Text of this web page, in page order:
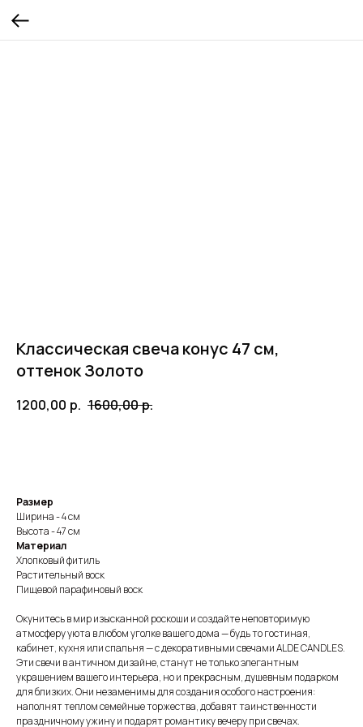
Классическая свеча конус 47 см,
оттенок Золото
1200,00 р. 1600,00р.
Размер
Ширина - 4 см
Высота - 47 см
Материал
Хлопковый фитиль
Растительный воск
Пищевой парафиновый воск
Окунитесь в мир изысканной роскоши и создайте неповторимую
атмосферу уюта в любом уголке вашего дома — будь то гостиная,
кабинет, кухня или спальня — с декоративными свечами ALDE CANDLES.
Эти свечи в античном дизайне, станут не только элегантным
украшением вашего интерьера, но и прекрасным, душевным подарком
для близких. Они незаменимы для создания особого настроения:
наполнят теплом семейные торжества, добавят таинственности
праздничному ужину и подарят романтику вечеру при свечах.